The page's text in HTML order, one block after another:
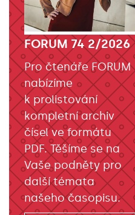
FORUM 74 2/2026
Pro čtenáře FORUM
nabízíme
k prolistování
kompletní archiv
čísel ve formátu
PDF. Těšíme se na
Vaše podněty pro
další témata
našeho časopisu.